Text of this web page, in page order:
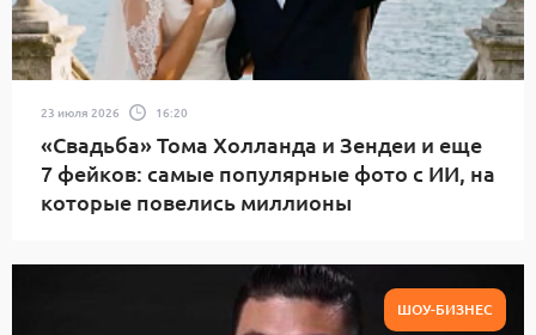
23 июля 2026 16:20
«Свадьба» Тома Холланда и Зендеи и еще
7 фейков: самые популярные фото с ИИ, на
которые повелись миллионы
ШОУ-БИЗНЕС